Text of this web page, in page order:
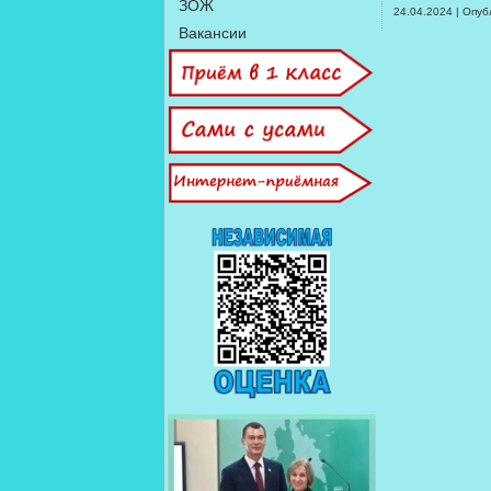
24.04.2024 |
ЗОЖ
Вакансии